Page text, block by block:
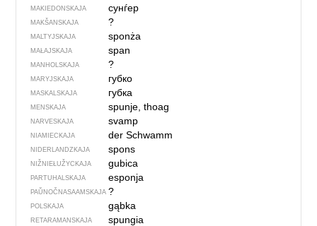
MAKIEDONSKAJA сунѓер
MAKŠANSKAJA ?
MALTYJSKAJA sponża
MAŁAJSKAJA span
MANHOLSKAJA ?
MARYJSKAJA губко
MASKALSKAJA губка
MENSKAJA spunje, thoag
NARVESKAJA svamp
NIAMIECKAJA der Schwamm
NIDERLANDZKAJA spons
NIŽNIEŁUŽYCKAJA gubica
PARTUHALSKAJA esponja
PAŬNOČ­NA­SA­AM­SKAJA?
POLSKAJA gąbka
RETARAMANSKAJA spungia